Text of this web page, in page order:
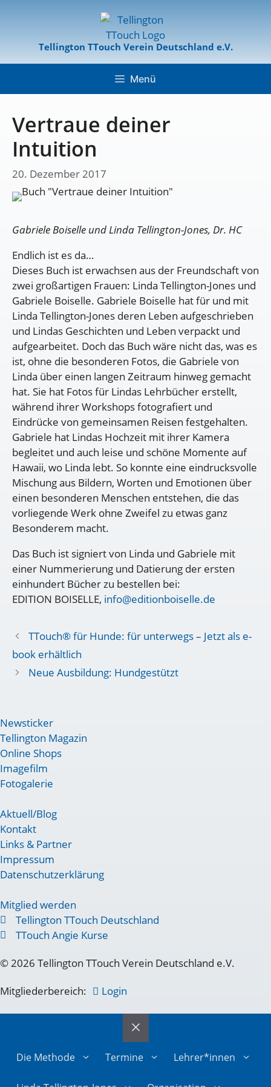
Tellington TTouch Verein Deutschland e.V.
Menü
Vertraue deiner
Intuition
20. Dezember 2017
Gabriele Boiselle und Linda Tellington-Jones, Dr. HC
Endlich ist es da…
Dieses Buch ist erwachsen aus der Freundschaft von
zwei großartigen Frauen: Linda Tellington-Jones und
Gabriele Boiselle. Gabriele Boiselle hat für und mit
Linda Tellington-Jones deren Leben aufgeschrieben
und Lindas Geschichten und Leben verpackt und
aufgearbeitet. Doch das Buch wäre nicht das, was es
ist, ohne die besonderen Fotos, die Gabriele von
Linda über einen langen Zeitraum hinweg gemacht
hat. Sie hat Fotos für Lindas Lehrbücher erstellt,
während ihrer Workshops fotografiert und
Eindrücke von gemeinsamen Reisen festgehalten.
Gabriele hat Lindas Hochzeit mit ihrer Kamera
begleitet und auch leise und schöne Momente auf
Hawaii, wo Linda lebt. So konnte eine eindrucksvolle
Mischung aus Bildern, Worten und Emotionen über
einen besonderen Menschen entstehen, die das
vorliegende Werk ohne Zweifel zu etwas ganz
Besonderem macht.
Das Buch ist signiert von Linda und Gabriele mit
einer Nummerierung und Datierung der ersten
einhundert Bücher zu bestellen bei:
EDITION BOISELLE, info@editionboiselle.de
TTouch® für Hunde: für unterwegs – Jetzt als e-
book erhältlich
Neue Ausbildung: Hundgestützt
Newsticker
Tellington Magazin
Online Shops
Imagefilm
Fotogalerie
Aktuell/Blog
Kontakt
Links & Partner
Impressum
Datenschutzerklärung
Mitglied werden
Tellington TTouch Deutschland
TTouch Angie Kurse
© 2026 Tellington TTouch Verein Deutschland e.V.
Mitgliederbereich:
Login
Die Methode Termine Lehrer*innen